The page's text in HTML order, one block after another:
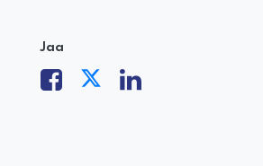
Jaa